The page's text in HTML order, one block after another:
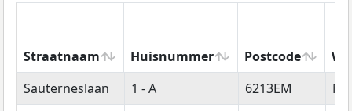
Straatnaam Huisnummer Postcode
Straatnaam
Huisnummer Postcode
Sauterneslaan 1 - A 6213EM